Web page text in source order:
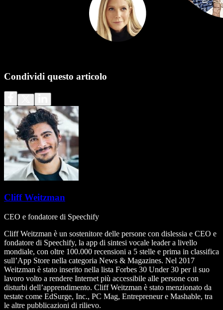
Condividi questo articolo
Cliff Weitzman
CEO e fondatore di Speechify
Cliff Weitzman è un sostenitore delle persone con dislessia e CEO e
fondatore di Speechify, la app di sintesi vocale leader a livello
mondiale, con oltre 100.000 recensioni a 5 stelle e prima in classifica
sull’App Store nella categoria News & Magazines. Nel 2017
Weitzman è stato inserito nella lista Forbes 30 Under 30 per il suo
lavoro volto a rendere Internet più accessibile alle persone con
disturbi dell’apprendimento. Cliff Weitzman è stato menzionato da
testate come EdSurge, Inc., PC Mag, Entrepreneur e Mashable, tra
le altre pubblicazioni di rilievo.